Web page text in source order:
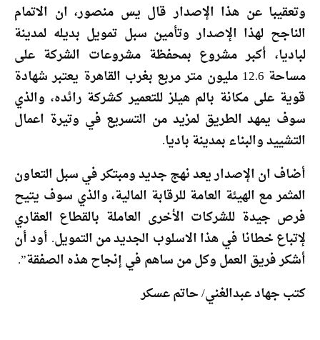
وتعقيبا عن هذا الإصدار قال يس منصور، ان الاتمام
الناجح لهذا الإصدار وتأمين سبل تمويل بديله لمدينة
لباديا، أكبر مشروع بمحفظة مشروعات الشركة على
مساحة 12.6 مليون متر مربع بغرب القاهرة يعتبر شهادة
قوية على مكانة بالم هيلز للتعمير كشركة رائده، والذي
سوف يمهد الطريق لمزيد من التسريع في وتيرة اعمال
التشييد والبناء بمدينة باديا.
أضاف ان الإصدار يعد نهج جديد ومبتكر في سبل التعاون
المثمر مع الهيئة العامة للرقابة المالية، والذي سوف يتيح
فرص جيدة للشركات الأخرى العاملة بالقطاع العقاري
لإتباع خطانا في هذا الاسلوب الجديد من التمويل. أود أن
أشكر فريق العمل وكل من ساهم في إنجاح هذه الصفقة”.
كتب جهاد عبدالغني/ حاتم عسكر